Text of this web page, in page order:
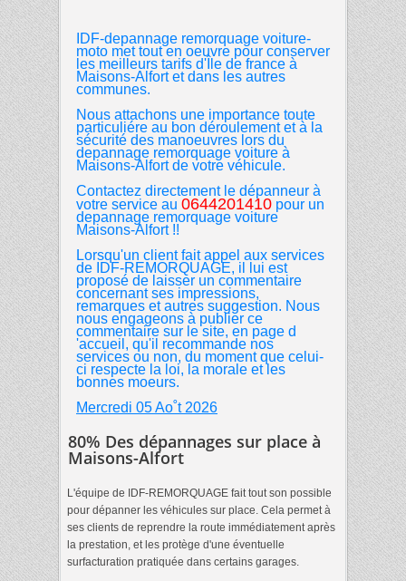
IDF-depannage remorquage voiture-
moto met tout en oeuvre pour conserver
les meilleurs tarifs d'Île de france à
Maisons-Alfort et dans les autres
communes.
Nous attachons une importance toute
particuliére au bon déroulement et à la
sécurité des manoeuvres lors du
depannage remorquage voiture à
Maisons-Alfort de votre véhicule.
Contactez directement le dépanneur à
votre service au 0644201410 pour un
depannage remorquage voiture
Maisons-Alfort!!
Lorsqu'un client fait appel aux services
de IDF-REMORQUAGE, il lui est
proposé de laisser un commentaire
concernant ses impressions,
remarques et autres suggestion. Nous
nous engageons à publier ce
commentaire sur le site, en page d
'accueil, qu'il recommande nos
services ou non, du moment que celui-
ci respecte la loi, la morale et les
bonnes moeurs.
Mercredi 05 Ao˚t 2026
80% Des dépannages sur place à
Maisons-Alfort
L'équipe de IDF-REMORQUAGE fait tout son possible
pour dépanner les véhicules sur place. Cela permet à
ses clients de reprendre la route immédiatement après
la prestation, et les protège d'une éventuelle
surfacturation pratiquée dans certains garages.